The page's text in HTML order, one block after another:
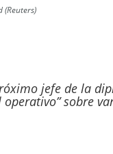
jefe de la
sobre